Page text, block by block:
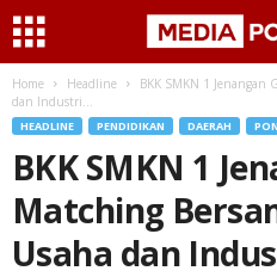
Home Headline
BKK SMKN 1 Jenangan
dan Industri...
HEADLINE PENDIDIKAN DAERAH
BKK SMKN 1
Matching
Usaha dan